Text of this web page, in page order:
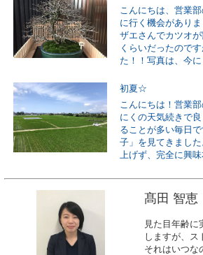
こんにちは、営業
に行く機会があり
ザエさんでカツオ
くらいだったので
た！！写真は、今
初夏☆
こんにちは！営業
にくの天気続きで
ることが多い毎日
子」を見てきまし
上げず、完全に興
髙田 智恵
見た目年齢に
しますが、ス
それはいつな